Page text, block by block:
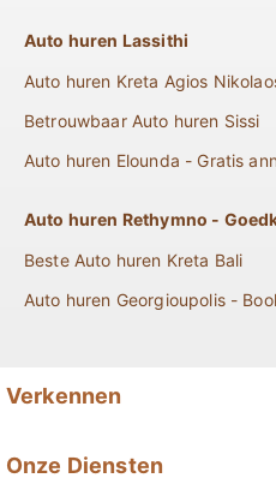
Auto huren Lassithi
Auto huren Kreta Agios
Betrouwbaar Auto huren Sissi
Auto huren Elounda - Gratis
Auto huren Rethymno -
Beste Auto huren Kreta Bali
Auto huren Georgioupolis -
Verkennen
Onze Diensten